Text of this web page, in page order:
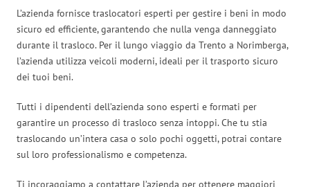
L’azienda fornisce traslocatori esperti per gestire i beni in modo
sicuro ed efficiente, garantendo che nulla venga danneggiato
durante il trasloco. Per il lungo viaggio da Trento a Norimberga,
l’azienda utilizza veicoli moderni, ideali per il trasporto sicuro
dei tuoi beni.
Tutti i dipendenti dell’azienda sono esperti e formati per
garantire un processo di trasloco senza intoppi. Che tu stia
traslocando un’intera casa o solo pochi oggetti, potrai contare
sul loro professionalismo e competenza.
Ti incoraggiamo a contattare l’azienda per ottenere maggiori